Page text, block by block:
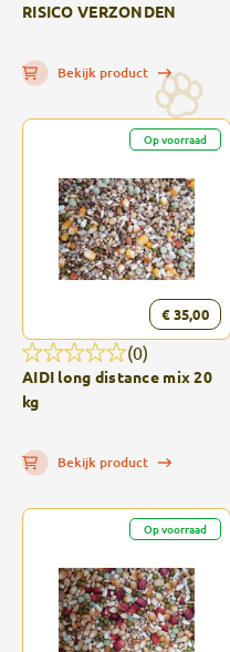
RISICO VERZONDEN
Bekijk product
Op voorraad
€ 35,00
(0)
AIDI long distance mix 20
kg
Bekijk product
Op voorraad